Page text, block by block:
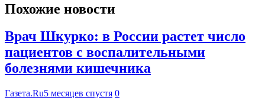
Похожие новости
Врач Шкурко: в России растет число
пациентов с воспалительными
болезнями кишечника
Газета.Ru5 месяцев спустя 0